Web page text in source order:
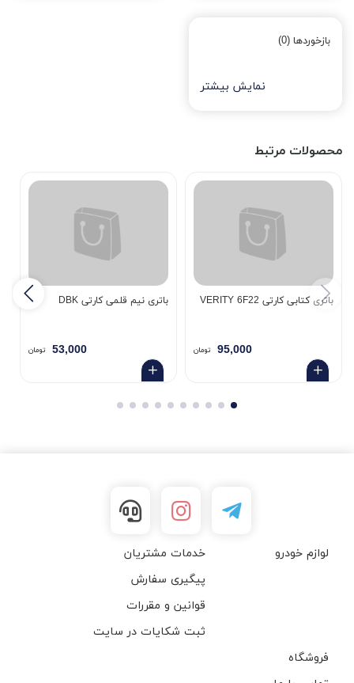
بازخوردها (0)
نمایش بیشتر
محصولات مرتبط
باتری کتابی کارتی VERITY 6F22
95,000 تومان
باتری نیم قلمی کارتی DBK
53,000 تومان
لوازم خودرو
خدمات مشتریان
پیگیری سفارش
قوانین و مقررات
ثبت شکایات در سایت
فروشگاه